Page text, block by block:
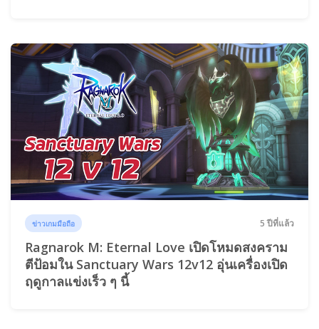
ข่าวเกมมือถือ 5 ปีที่แล้ว
Ragnarok M: Eternal Love เปิดโหมดสงคราม
ตีป้อมใน Sanctuary Wars 12v12 อุ่นเครื่องเปิด
ฤดูกาลแข่งเร็ว ๆ นี้